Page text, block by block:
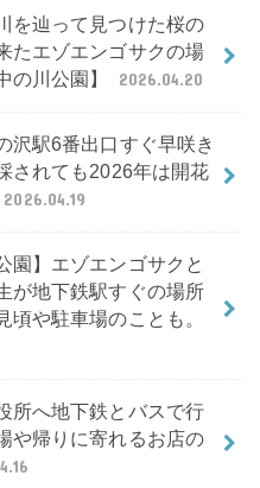
を辿って見つけた桜の
たエゾエンゴサクの場
の川公園】
2026.04.20
沢駅6番出口すぐ早咲き
されても2026年は開花
2026.04.19
園】エゾエンゴサクと
が地下鉄駅すぐの場所
頃や駐車場のことも。
所へ地下鉄とバスで行
や帰りに寄れるお店の